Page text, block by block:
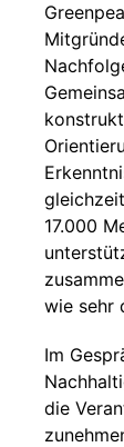
17.000
wie sehr
Im
die